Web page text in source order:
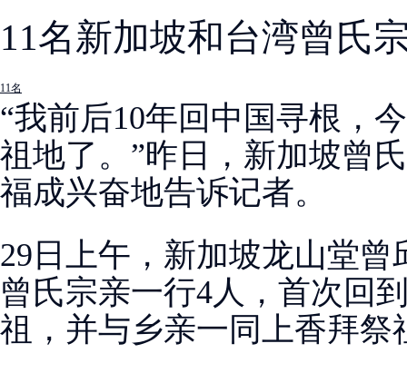
11名新加坡和台湾曾氏
11名
“我前后10年回中国寻根，
祖地了。”昨日，新加坡曾
福成兴奋地告诉记者。
29日上午，新加坡龙山堂曾
曾氏宗亲一行4人，首次回
祖，并与乡亲一同上香拜祭